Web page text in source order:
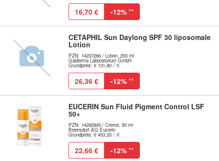
16,70 € -12% **
CETAPHIL Sun Daylong SPF 30 liposomale
Lotion
PZN: 14237266 / Lotion, 200 ml
Galderma Laboratorium GmbH
Grundpreis: € 131,80 / 1l
26,36 € -12% **
EUCERIN Sun Fluid Pigment Control LSF
50+
PZN: 14292845 / Creme, 50 ml
Beiersdorf AG Eucerin
Grundpreis: € 453,20 / 1l
22,66 € -12% **